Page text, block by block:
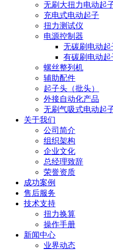
无刷大扭力电动起
充电式电动起子
扭力测试仪
电源控制器
无碳刷电动起
有碳刷电动起
螺丝整列机
辅助配件
起子头（批头）
外接自动化产品
无刷气吸式电动起
关于我们
公司简介
组织架构
企业文化
总经理致辞
荣誉资质
成功案例
售后服务
技术支持
扭力换算
操作手册
新闻中心
业界动态